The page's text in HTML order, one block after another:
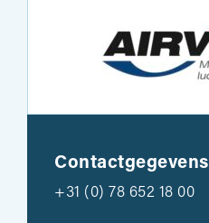
Contactgegevens
+31 (0) 78 652 18 00